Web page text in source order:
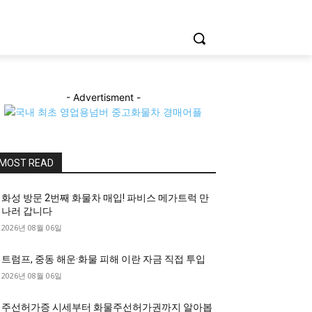
- Advertisment -
READ
화성 방문 2번째 화물차 매입! 파비스 메가트럭 만
나러 갑니다
2026년 08월 06일
트럼프, 중동 해운·화물 피해 이란 자금 직접 투입
2026년 08월 06일
주선허가증 시세부터 화물주선허가권까지 알아봅